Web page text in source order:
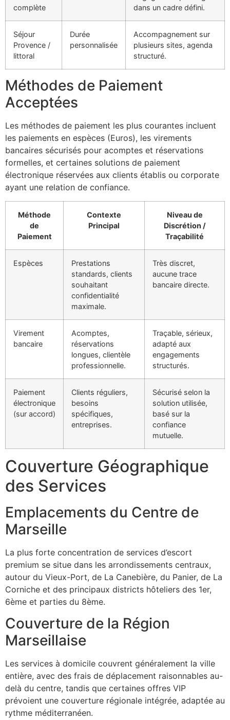
complète
dans un cadre défini.
Séjour
Provence /
littoral
Durée
personnalisée
Accompagnement sur
plusieurs sites, agenda
structuré.
Méthodes de Paiement
Acceptées
Les méthodes de paiement les plus courantes incluent
les paiements en espèces (Euros), les virements
bancaires sécurisés pour acomptes et réservations
formelles, et certaines solutions de paiement
électronique réservées aux clients établis ou corporate
ayant une relation de confiance.
Méthode
de
Paiement
Contexte
Principal
Niveau de
Discrétion /
Traçabilité
Espèces
Prestations
standards, clients
souhaitant
confidentialité
maximale.
Très discret,
aucune trace
bancaire directe.
Virement
bancaire
Acomptes,
réservations
longues, clientèle
professionnelle.
Traçable, sérieux,
adapté aux
engagements
structurés.
Paiement
électronique
(sur accord)
Clients réguliers,
besoins
spécifiques,
entreprises.
Sécurisé selon la
solution utilisée,
basé sur la
confiance
mutuelle.
Couverture Géographique
des Services
Emplacements du Centre de
Marseille
La plus forte concentration de services d’escort
premium se situe dans les arrondissements centraux,
autour du Vieux-Port, de La Canebière, du Panier, de La
Corniche et des principaux districts hôteliers des 1er,
6ème et parties du 8ème.
Couverture de la Région
Marseillaise
Les services à domicile couvrent généralement la ville
entière, avec des frais de déplacement raisonnables au-
delà du centre, tandis que certaines offres VIP
prévoient une couverture régionale intégrée, adaptée au
rythme méditerranéen.